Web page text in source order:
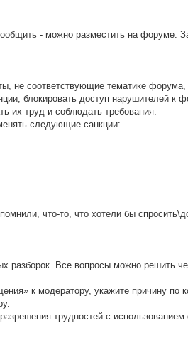
- можно разместить на форуме.
не соответствующие тематике
блокировать доступ нарушителей к
их труд и соблюдать требования.
следующие санкции:
что-то, что хотели бы
разборок. Все вопросы можно решить
к модератору, укажите причину по
трудностей с